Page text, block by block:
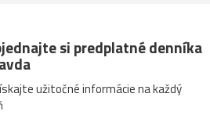
si predplatné denníka
užitočné informácie na každý